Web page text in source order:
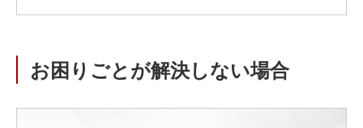
お困りごとが解決しない場合